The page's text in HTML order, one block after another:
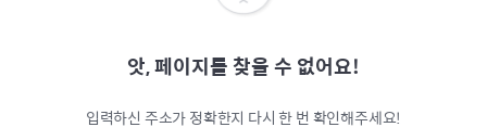
앗, 페이지를 찾을 수 없어요!
입력하신 주소가 정확한지 다시 한 번 확인해주세요!